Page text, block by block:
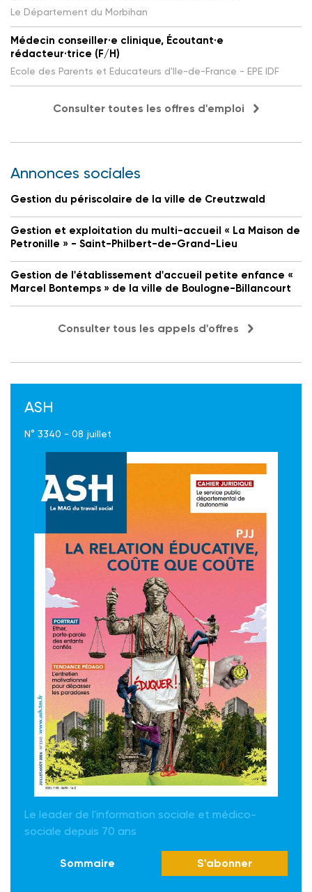
Le Département du Morbihan
Médecin conseiller·e clinique, Écoutant·e
rédacteur·trice (F/H)
Ecole des Parents et Educateurs d'Ile-de-France - EPE IDF
Consulter toutes les offres d'emploi
Annonces sociales
Gestion du périscolaire de la ville de Creutzwald
Gestion et exploitation du multi-accueil « La Maison de
Petronille » - Saint-Philbert-de-Grand-Lieu
Gestion de l'établissement d'accueil petite enfance «
Marcel Bontemps » de la ville de Boulogne-Billancourt
Consulter tous les appels d'offres
ASH
N° 3340 - 08 juillet
Le leader de l'information sociale et médico-
sociale depuis 70 ans
Sommaire S'abonner